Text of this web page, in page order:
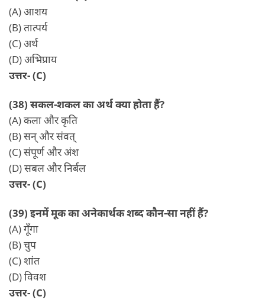
(A) आशय
(B) तात्पर्य
(C) अर्थ
(D) अभिप्राय
उत्तर- (C)
(38) सकल-शकल का अर्थ क्या होता हैं?
(A) कला और कृति
(B) सन् और संवत्
(C) संपूर्ण और अंश
(D) सबल और निर्बल
उत्तर- (C)
(39) इनमें मूक का अनेकार्थक शब्द कौन-सा नहीं हैं?
(A) गूँगा
(B) चुप
(C) शांत
(D) विवश
उत्तर- (C)